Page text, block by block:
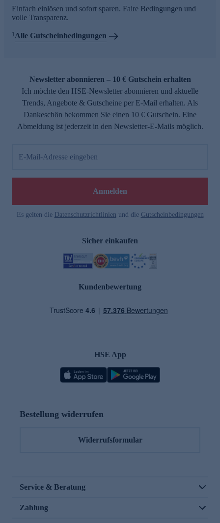
Einfach einlösen und sofort sparen. Faire Bedingungen und
volle Transparenz.
1 Alle Gutscheinbedingungen
Newsletter abonnieren – 10 € Gutschein erhalten
Ich möchte den HSE-Newsletter abonnieren und aktuelle
Trends, Angebote & Gutscheine per E-Mail erhalten. Als
Dankeschön bekommen Sie einen 10 € Gutschein. Eine
Abmeldung ist jederzeit in den Newsletter-E-Mails möglich.
E-Mail-Adresse eingeben
Anmelden
Es gelten die Datenschutzrichtlinien und die Gutscheinbedingungen
Sicher einkaufen
Kundenbewertung
HSE App
Bestellung widerrufen
Widerrufsformular
Service & Beratung
Zahlung